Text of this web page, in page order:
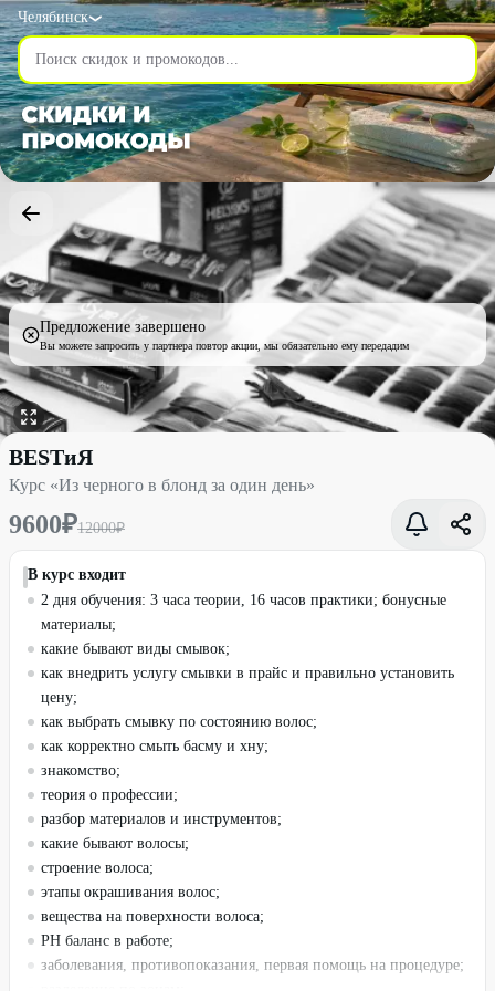
Челябинск
Предложение завершено
Вы можете запросить у партнера повтор акции, мы обязательно ему передадим
Курс «Из черного в блонд за один день» со скидкой 20% -
BESTиЯ
Курс «Из черного в блонд за один день»
9600₽12000₽
В курс входит
2 дня обучения: 3 часа теории, 16 часов практики; бонусные
материалы;
какие бывают виды смывок;
как внедрить услугу смывки в прайс и правильно установить
цену;
как выбрать смывку по состоянию волос;
как корректно смыть басму и хну;
знакомство;
теория о профессии;
разбор материалов и инструментов;
какие бывают волосы;
строение волоса;
этапы окрашивания волос;
вещества на поверхности волоса;
PH баланс в работе;
заболевания, противопоказания, первая помощь на процедуре;